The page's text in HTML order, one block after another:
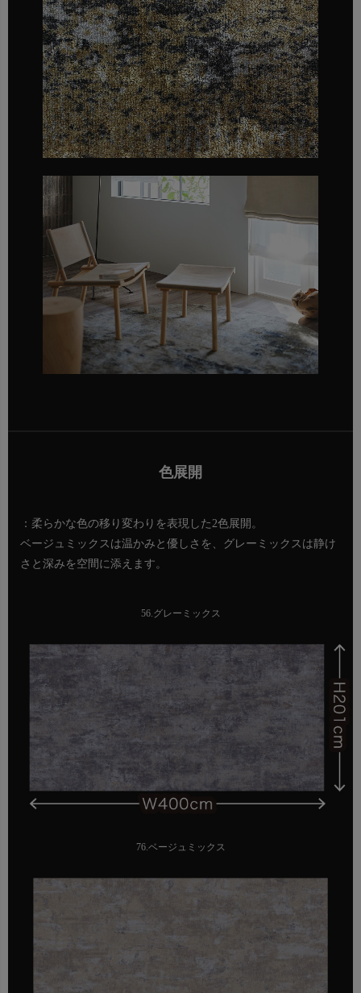
色展開
：柔らかな色の移り変わりを表現した2色展開。
ベージュミックスは温かみと優しさを、グレーミックスは静け
さと深みを空間に添えます。
56.グレーミックス
76.ベージュミックス